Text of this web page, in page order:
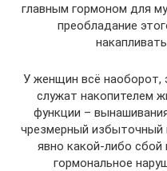
главным гормоном для
преобладание
У женщин всё наоборот,
служат накопителем
функции –
чрезмерный избыточный
явно какой-либо сбой
гормональное